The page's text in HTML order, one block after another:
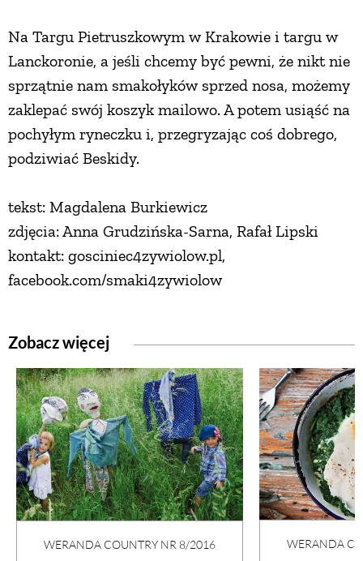
Na Targu Pietruszkowym w Krakowie i targu w
Lanckoronie, a jeśli chcemy być pewni, że nikt nie
sprzątnie nam smakołyków sprzed nosa, możemy
zaklepać swój koszyk mailowo. A potem usiąść na
pochyłym ryneczku i, przegryzając coś dobrego,
podziwiać Beskidy.
tekst: Magdalena Burkiewicz
zdjęcia: Anna Grudzińska-Sarna, Rafał Lipski
kontakt: gosciniec4zywiolow.pl,
facebook.com/smaki4zywiolow
Zobacz więcej
WERANDA COUNTRY NR 8/2016 WERANDA